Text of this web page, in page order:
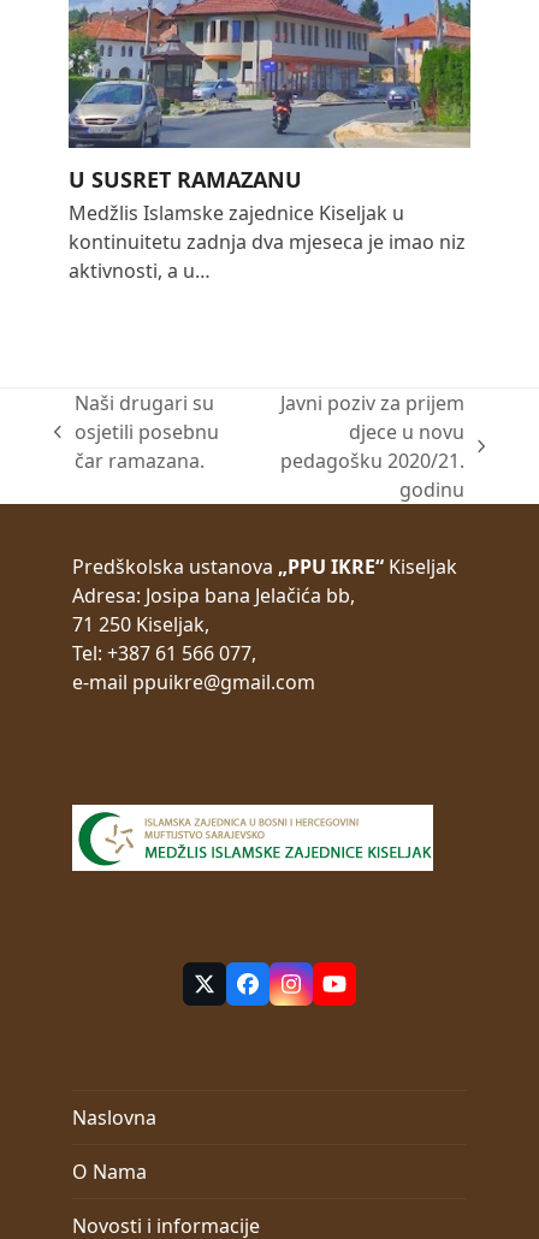
U SUSRET RAMAZANU
Medžlis Islamske zajednice Kiseljak u
kontinuitetu zadnja dva mjeseca je imao niz
aktivnosti, a u…
previous
post:
Naši drugari su
osjetili posebnu
čar ramazana.
next
Javni poziv za prijem
djece u novu
pedagošku 2020/21.
godinu
Predškolska ustanova „PPU IKRE“Kiseljak
Adresa: Josipa bana Jelačića bb,
71 250 Kiseljak,
Tel: +387 61 566 077,
e-mail ppuikre@gmail.com
Twitter
(deprecated)
Facebook
Instagram
YouTube
Naslovna
O Nama
Novosti i informacije